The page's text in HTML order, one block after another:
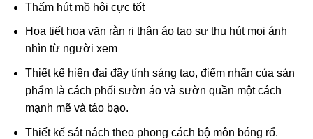
Thấm hút mồ hôi cực tốt
Họa tiết hoa văn rằn ri thân áo tạo sự thu hút mọi ánh
nhìn từ người xem
Thiết kế hiện đại đầy tính sáng tạo, điểm nhấn của sản
phẩm là cách phối sườn áo và sườn quần một cách
mạnh mẽ và táo bạo.
Thiết kế sát nách theo phong cách bộ môn bóng rổ.